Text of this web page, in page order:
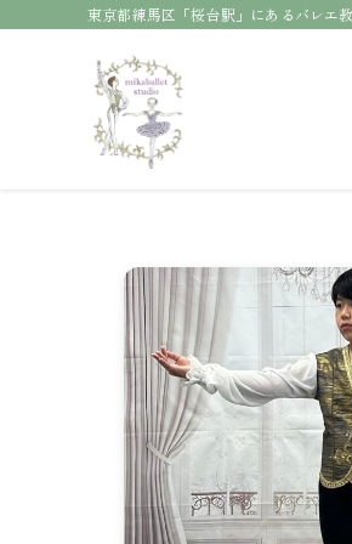
東京都練馬区「桜台駅」にあるバレエ